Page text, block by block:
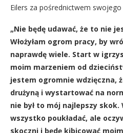
Eilers za pośrednictwem
„Nie będę udawać, że to nie
Włożyłam ogrom pracy, by
naprawdę wiele. Start w
moim marzeniem od
jestem ogromnie wdzięczna,
drużyną i wystartować na
nie był to mój najlepszy skok.
wszystko poukładać, ale
skoczni i będę kibicować